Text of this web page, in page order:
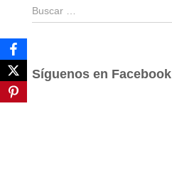
B
u
a
Síguenos en Facebook